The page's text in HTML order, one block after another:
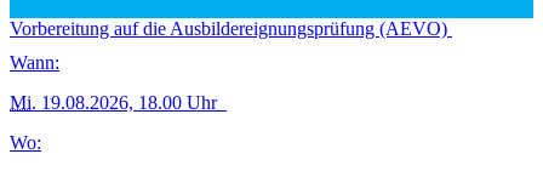
Vorbereitung auf die Ausbildereignungsprüfung (AEVO)
Wann:
Mi. 19.08.2026, 18.00 Uhr
Wo: